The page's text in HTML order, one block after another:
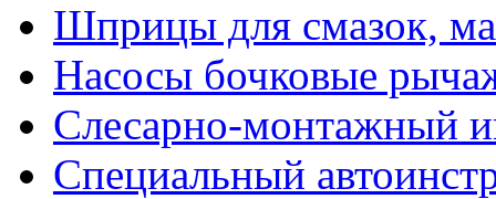
Шприцы для смазок,
Насосы бочковые
Слесарно-монтажный
Специальный